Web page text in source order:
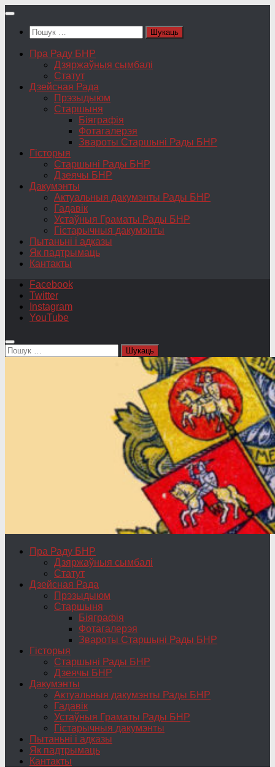
Skip
contentПошук:
Пра Раду БНР
Дзяржаўныя сымбалі
Статут
Дзейсная Рада
Прэзыдыюм
Старшыня
Біяграфія
Фотагалерэя
Звароты Старшыні Рады БНР
Гісторыя
Старшыні Рады БНР
Дзеячы БНР
Дакумэнты
Актуальныя дакумэнты Рады БНР
Гадавік
Устаўныя Граматы Рады БНР
Гістарычныя дакумэнты
Пытаньні і адказы
Як падтрымаць
Кантакты
Facebook
Twitter
Instagram
YouTube
Пошук:
Пра Раду БНР
Дзяржаўныя сымбалі
Статут
Дзейсная Рада
Прэзыдыюм
Старшыня
Біяграфія
Фотагалерэя
Звароты Старшыні Рады БНР
Гісторыя
Старшыні Рады БНР
Дзеячы БНР
Дакумэнты
Актуальныя дакумэнты Рады БНР
Гадавік
Устаўныя Граматы Рады БНР
Гістарычныя дакумэнты
Пытаньні і адказы
Як падтрымаць
Кантакты